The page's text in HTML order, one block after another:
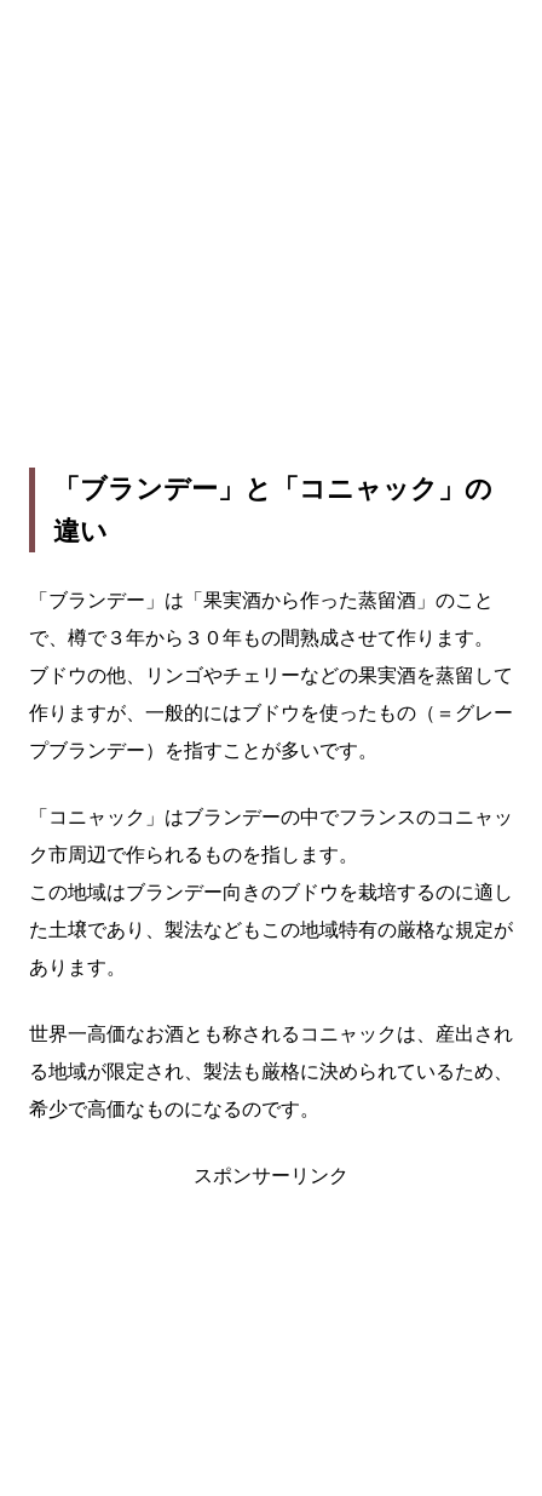
「ブランデー」と「コニャック」の
違い
「ブランデー」は「果実酒から作った蒸留酒」のこと
で、樽で３年から３０年もの間熟成させて作ります。
ブドウの他、リンゴやチェリーなどの果実酒を蒸留して
作りますが、一般的にはブドウを使ったもの（＝グレー
プブランデー）を指すことが多いです。
「コニャック」はブランデーの中でフランスのコニャッ
ク市周辺で作られるものを指します。
この地域はブランデー向きのブドウを栽培するのに適し
た土壌であり、製法などもこの地域特有の厳格な規定が
あります。
世界一高価なお酒とも称されるコニャックは、産出され
る地域が限定され、製法も厳格に決められているため、
希少で高価なものになるのです。
スポンサーリンク